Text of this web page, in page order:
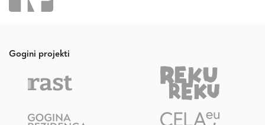
Gogini projekti